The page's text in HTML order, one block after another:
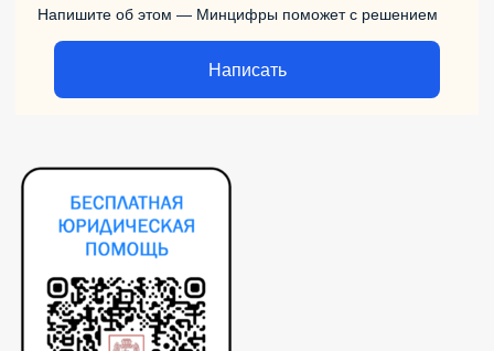
Напишите об этом — Минцифры поможет с решением
Написать